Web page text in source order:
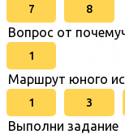
7 8
Вопрос от
1
Маршрут юного
1 3
Выполни задание